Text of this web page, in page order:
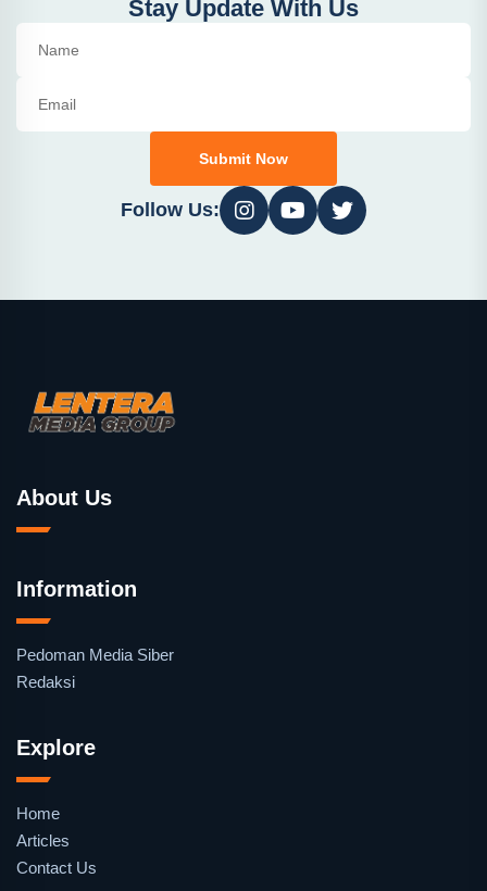
Stay Update With Us
Submit Now
Follow Us:
About Us
Information
Pedoman Media Siber
Redaksi
Explore
Home
Articles
Contact Us